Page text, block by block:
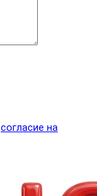
согласие на